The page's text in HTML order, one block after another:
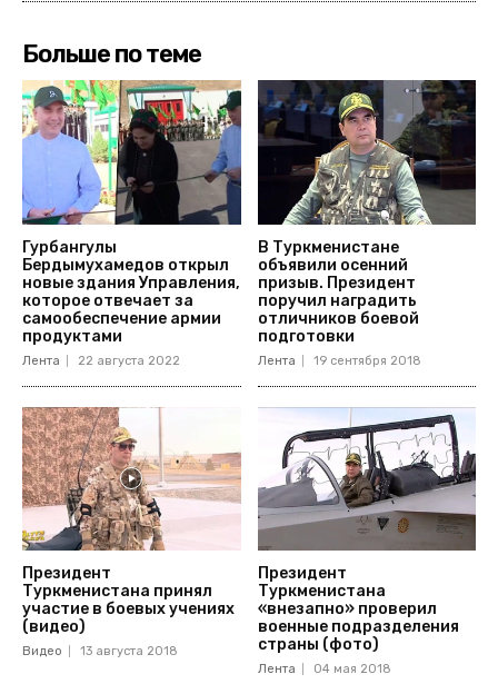
Больше по теме
Гурбангулы
Бердымухамедов открыл
новые здания Управления,
которое отвечает за
самообеспечение армии
продуктами
Лента 22 августа 2022
В Туркменистане
объявили осенний
призыв. Президент
поручил наградить
отличников боевой
подготовки
Лента 19 сентября 2018
Президент
Туркменистана принял
участие в боевых учениях
(видео)
Видео 13 августа 2018
Президент
Туркменистана
«внезапно» проверил
военные подразделения
страны (фото)
Лента 04 мая 2018